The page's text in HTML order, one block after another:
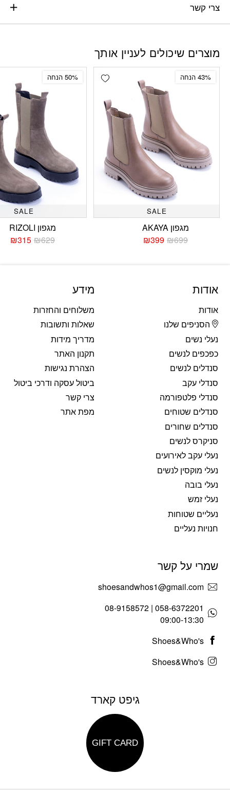
צרי קשר
מוצרים שיכולים לעניין אותך
Add wishlist 43% הנחה
SALE
מגפון AKAYA
₪699
המחיר
₪399המחיר
50% הנחה
SALE
מגפון RIZOLI
₪629
₪315
אודות
אודות
הסניפים שלנו
נעלי נשים
כפכפים לנשים
סנדלים לנשים
סנדלי עקב
סנדלי פלטפורמה
סנדלים שטוחים
סנדלים שחורים
סניקרס לנשים
נעלי עקב לאירועים
נעלי מוקסין לנשים
נעלי בובה
נעלי זמש
נעליים שטוחות
חנויות נעליים
מידע
משלוחים והחזרות
שאלות ותשובות
מדריך מידות
תקנון האתר
הצהרת נגישות
ביטול עסקה ודרכי ביטול
צרי קשר
מפת אתר
שמרי על קשר
shoesandwhos1@gmail.com
058-6372201 | 08-9158572
09:00-13:30
Shoes&Who's
Shoes&Who's
גיפט קארד
GIFT CARD